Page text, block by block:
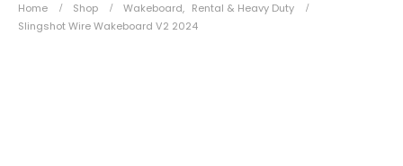
Home Shop Wakeboard, Rental & Heavy Duty
Slingshot Wire Wakeboard V2 2024